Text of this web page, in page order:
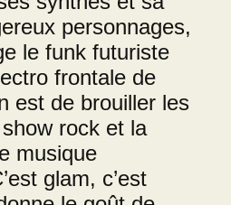
personnages,
le funk futuriste
frontale de
est de brouiller les
rock et la
musique
glam, c’est